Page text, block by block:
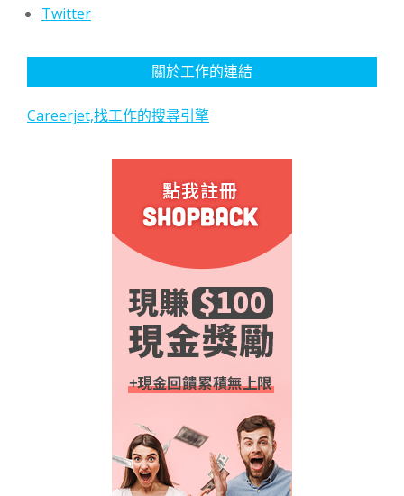
Twitter
關於工作的連結
Careerjet,找工作的搜尋引擎